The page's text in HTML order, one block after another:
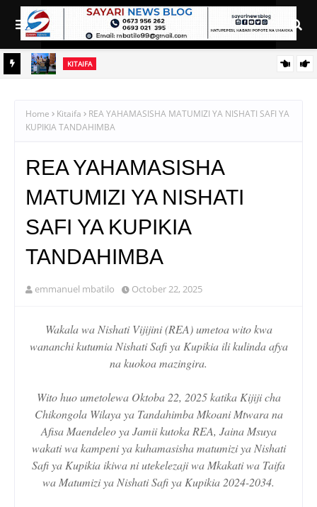
KITAIFA
Home Kitaifa
REA YAHAMASISHA MATUMIZI YA NISHATI SAFI YA
KUPIKIA TANDAHIMBA
REA YAHAMASISHA
MATUMIZI YA NISHATI
SAFI YA KUPIKIA
TANDAHIMBA
emmanuel mbatilo October 22, 2025
Wakala wa Nishati Vijijini (REA) umetoa wito kwa
wananchi kutumia Nishati Safi ya Kupikia ili kulinda afya
na kuokoa mazingira.
Wito huo umetolewa Oktoba 22, 2025 katika Kijiji cha
Chikongola Wilaya ya Tandahimba Mkoani Mtwara na
Afisa Maendeleo ya Jamii kutoka REA, Jaina Msuya
wakati wa kampeni ya kuhamasisha matumizi ya Nishati
Safi ya Kupikia ikiwa ni utekelezaji wa Mkakati wa Taifa
wa Matumizi ya Nishati Safi ya Kupikia 2024-2034.